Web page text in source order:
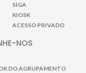
SIGA
KIOSK
ACESSO PRIVADO
NOS
DO AGRUPAMENTO